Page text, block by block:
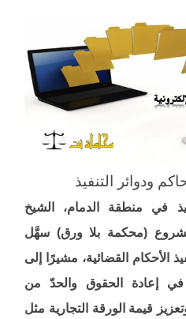
ودوائر التنفيذ
في منطقة الدمام، الشيخ
(محكمة بلا ورق) سهَّل
الأحكام القضائية، مشيرًا إلى
في إعادة الحقوق والحدّ من
قيمة الورقة التجارية مثل